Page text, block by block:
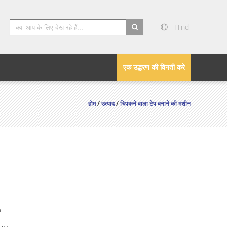
Hindi
एक उद्धरण की विनती करे
होम/उत्पाद/चिपकने वाला टेप बनाने की मशीन